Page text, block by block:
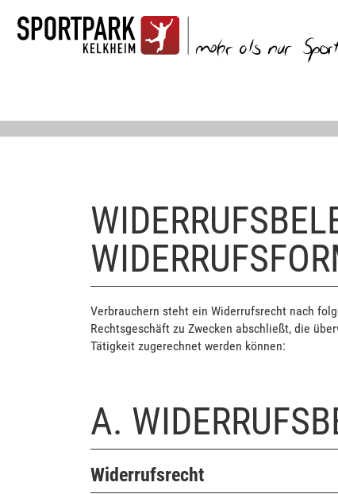
Verbrauchern steht ein Widerrufsrecht nach
Rechtsgeschäft zu Zwecken abschließt, die
Tätigkeit zugerechnet werden können:
A.
Widerrufsrecht